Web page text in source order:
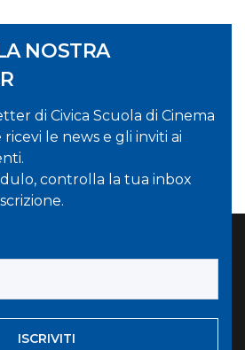
NOSTRA
di Civica Scuola di Cinema
le news e gli inviti ai
controlla la tua inbox
ISCRIVITI